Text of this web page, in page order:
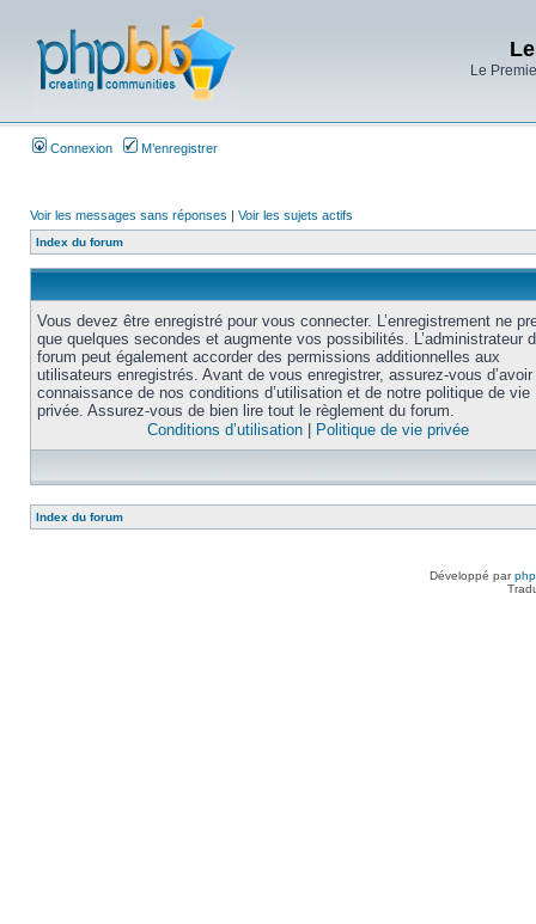
Le
Connexion M’enregistrer
Voir les messages sans réponses | Voir les sujets actifs
Index du forum
Vous devez être enregistré pour vous connecter. L’enregistrement ne
que quelques secondes et augmente vos possibilités. L’administrateur
forum peut également accorder des permissions additionnelles aux
utilisateurs enregistrés. Avant de vous enregistrer, assurez-vous
connaissance de nos conditions d’utilisation et de notre politique de vie
privée. Assurez-vous de bien lire tout le règlement du forum.
Conditions d’utilisation
Politique de vie privée
Index du forum
Développé par